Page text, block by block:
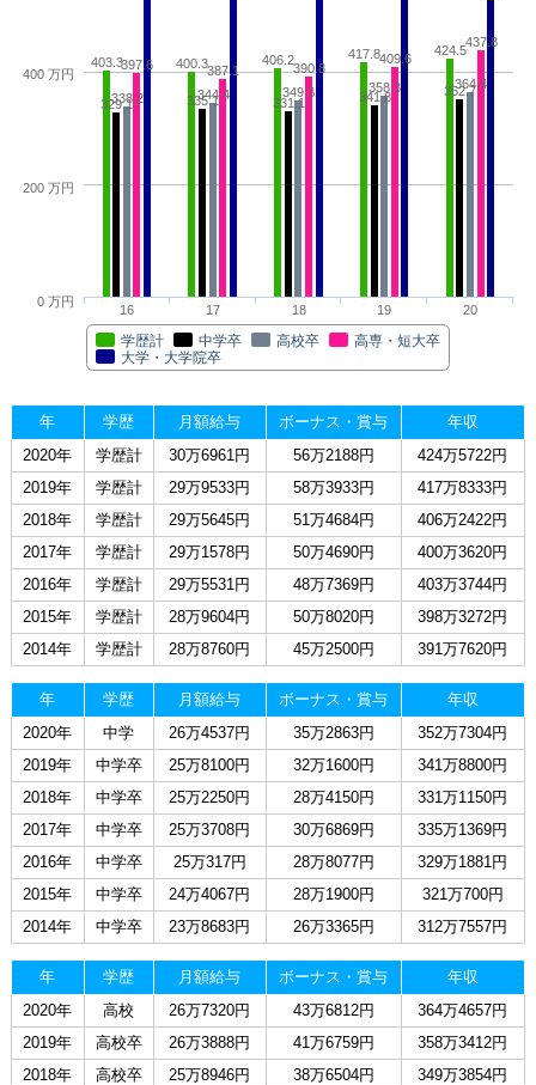
403.3 400.3 406.2 417.8 424.5
329.1 335.1 331.1 341.8 352.7
338.2 344.4 349.3 358.3 364.4
397.6 387.1 390.8
409.6
437.8
学歴計 中学卒 高校卒
高専・短大卒
大学・大学院卒
16 17 18 19 20
0 万円
200 万円
400 万円
年 学歴 月額給与 ボーナス・賞与
年収
2020年
学歴計 30万6961円 56万2188円
424万5722円
2019年
学歴計 29万9533円 58万3933円
417万8333円
2018年
学歴計 29万5645円 51万4684円
406万2422円
2017年
学歴計 29万1578円 50万4690円
400万3620円
2016年
学歴計 29万5531円 48万7369円
403万3744円
2015年
学歴計 28万9604円 50万8020円
398万3272円
2014年
学歴計 28万8760円 45万2500円 391万7620円
年 学歴 月額給与 ボーナス・賞与
年収
2020年
中学 26万4537円 35万2863円
352万7304円
2019年
中学卒 25万8100円 32万1600円
341万8800円
2018年
中学卒 25万2250円 28万4150円
331万1150円
2017年
中学卒 25万3708円 30万6869円
335万1369円
2016年
中学卒 25万317円 28万8077円
329万1881円
2015年
中学卒 24万4067円 28万1900円
321万700円
2014年
中学卒 23万8683円 26万3365円 312万7557円
年 学歴 月額給与 ボーナス・賞与
年収
2020年
高校 26万7320円 43万6812円
364万4657円
2019年
高校卒 26万3888円 41万6759円
358万3412円
2018年
高校卒 25万8946円 38万6504円
349万3854円